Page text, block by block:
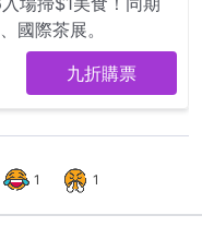
1 1